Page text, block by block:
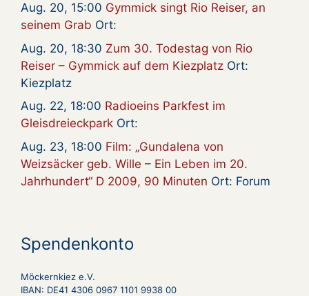
Aug. 20, 15:00 Gymmick singt Rio Reiser, an
seinem Grab Ort:
Aug. 20, 18:30 Zum 30. Todestag von Rio
Reiser – Gymmick auf dem Kiezplatz Ort:
Kiezplatz
Aug. 22, 18:00 Radioeins Parkfest im
Gleisdreieckpark Ort:
Aug. 23, 18:00 Film: „Gundalena von
Weizsäcker geb. Wille – Ein Leben im 20.
Jahrhundert“ D 2009, 90 Minuten Ort: Forum
Spendenkonto
Möckernkiez e.V.
IBAN: DE41 4306 0967 1101 9938 00